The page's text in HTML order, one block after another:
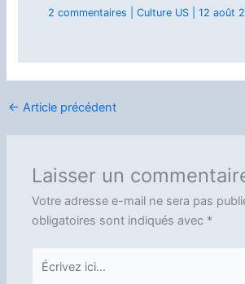
2 commentaires Culture US| 12 août
← Article précédent
Laisser un
Votre adresse e-mail ne sera pas
obligatoires sont indiqués avec *
Écrivez